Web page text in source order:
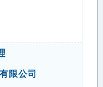
限公司